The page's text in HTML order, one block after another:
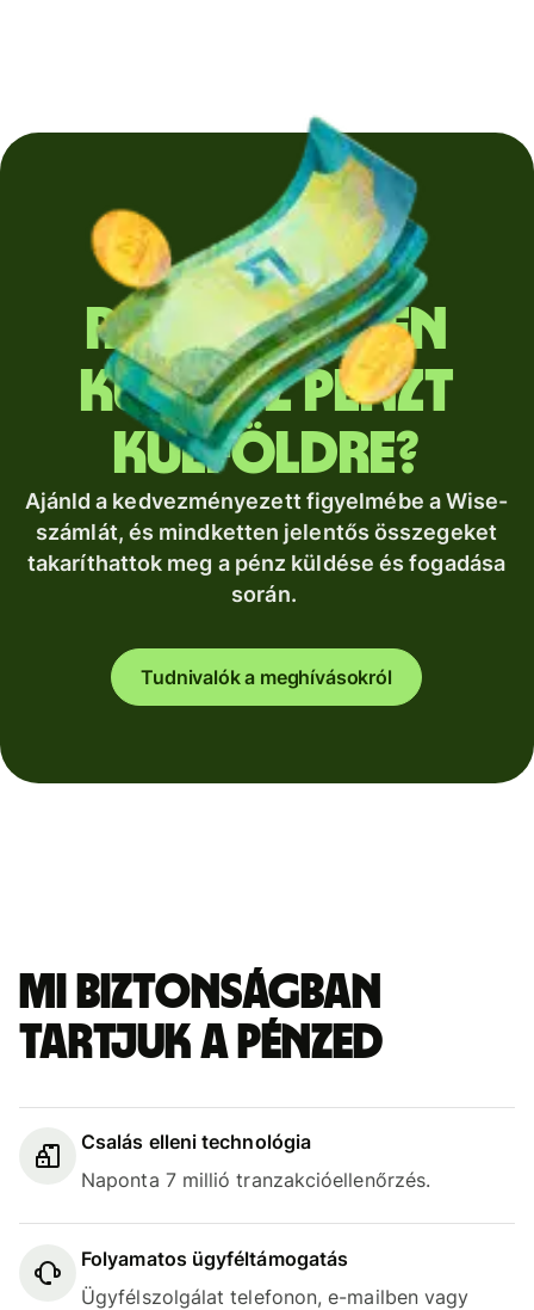
Rendszeresen
küldesz pénzt
külföldre?
Ajánld a kedvezményezett figyelmébe a Wise-
számlát, és mindketten jelentős összegeket
takaríthattok meg a pénz küldése és fogadása
során.
Tudnivalók a meghívásokról
Mi biztonságban
tartjuk a pénzed
Csalás elleni technológia
Naponta 7 millió tranzakcióellenőrzés.
Folyamatos ügyféltámogatás
Ügyfélszolgálat telefonon, e-mailben vagy